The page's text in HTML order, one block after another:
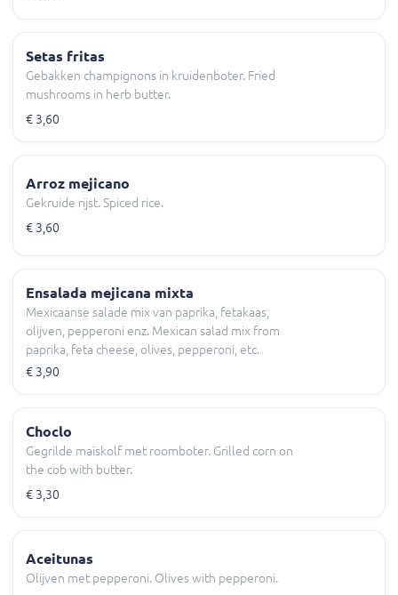
Setas fritas
Gebakken champignons in kruidenboter. Fried
mushrooms in herb butter.
€ 3,60
Arroz mejicano
Gekruide rijst. Spiced rice.
€ 3,60
Ensalada mejicana mixta
Mexicaanse salade mix van paprika, fetakaas,
olijven, pepperoni enz. Mexican salad mix from
paprika, feta cheese, olives, pepperoni, etc.
€ 3,90
Choclo
Gegrilde maïskolf met roomboter. Grilled corn on
the cob with butter.
€ 3,30
Aceitunas
Olijven met pepperoni. Olives with pepperoni.